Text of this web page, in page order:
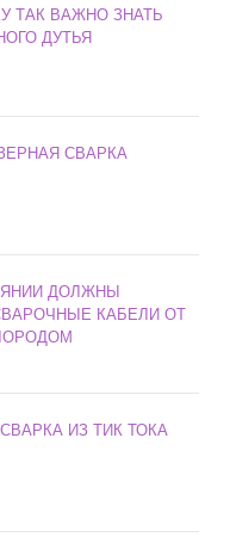
ТАК ВАЖНО ЗНАТЬ
ДУТЬЯ
СВАРКА
ДОЛЖНЫ
КАБЕЛИ ОТ
ИЗ ТИК ТОКА